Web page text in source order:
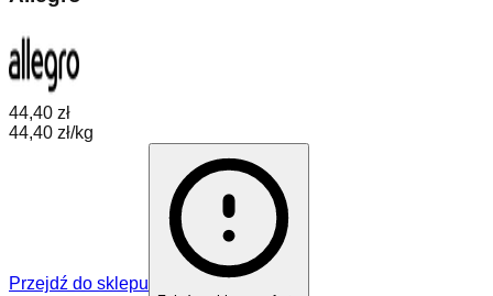
44,40 zł
44,40 zł/kg
Przejdź do sklepu